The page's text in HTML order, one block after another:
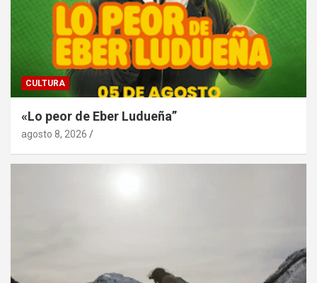
CULTURA
«Lo peor de Eber Ludueña”
agosto 8, 2026